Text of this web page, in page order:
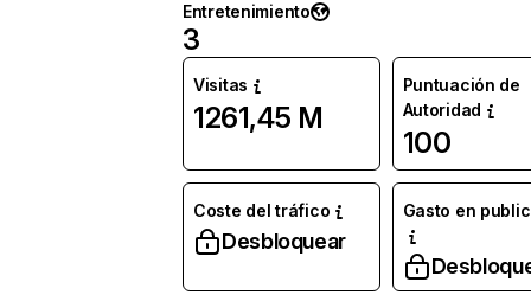
Entretenimiento
3
Visitas
1261,45 M
Puntuación de
Autoridad
100
Coste del tráfico
Desbloquear
Gasto en